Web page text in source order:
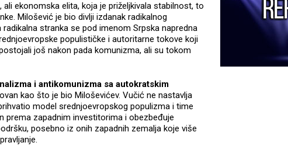
ekonomska elita, koja je priželjkivala stabilnost, to
Milošević je bio divlji izdanak radikalnog
stranka se pod imenom Srpska napredna
populističke i autoritarne tokove koji
još nakon pada komunizma, ali su tokom
i antikomunizma sa autokratskim
kao što je bio Miloševićev. Vučić ne nastavlja
model srednjoevropskog populizma i time
prema zapadnim investitorima i obezbeđuje
posebno iz onih zapadnih zemalja koje više